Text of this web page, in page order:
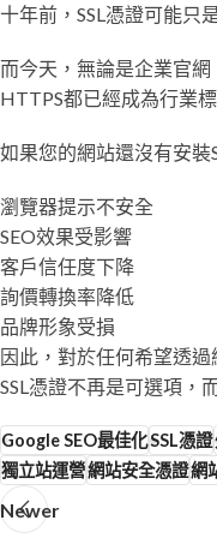
十年前，SSL憑證可能只
而今天，無論是企業官網
HTTPS都已經成為行業標
如果您的網站還沒有安裝
瀏覽器提示不安全
SEO效果受影響
客戶信任度下降
詢價轉換率降低
品牌形象受損
因此，對於任何希望透
SSL憑證不再是可選項，
Google SEO最佳化SSL憑證
獨立站運營網站安全憑證網
Newer